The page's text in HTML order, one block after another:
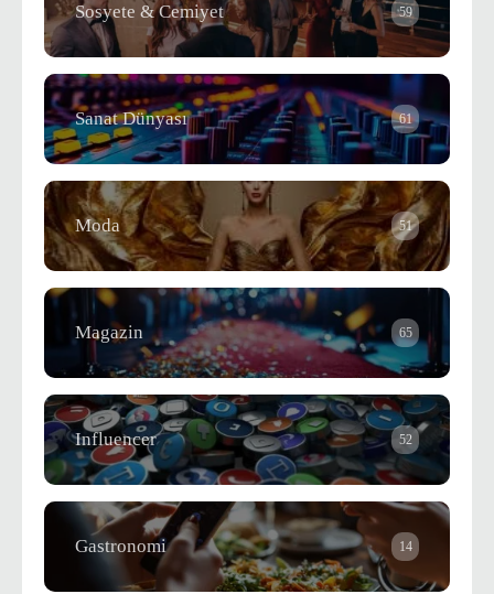
Sosyete & Cemiyet 59
Sanat Dünyası 61
Moda 51
Magazin 65
Influencer 52
Gastronomi 14